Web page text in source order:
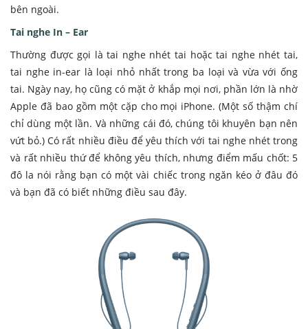
bên ngoài.
Tai nghe In – Ear
Thường được gọi là tai nghe nhét tai hoặc tai nghe nhét tai,
tai nghe in-ear là loại nhỏ nhất trong ba loại và vừa với ống
tai. Ngày nay, họ cũng có mặt ở khắp mọi nơi, phần lớn là nhờ
Apple đã bao gồm một cặp cho mọi iPhone. (Một số thậm chí
chỉ dùng một lần. Và những cái đó, chúng tôi khuyên bạn nên
vứt bỏ.) Có rất nhiều điều để yêu thích với tai nghe nhét trong
và rất nhiều thứ để không yêu thích, nhưng điểm mấu chốt: 5
đô la nói rằng bạn có một vài chiếc trong ngăn kéo ở đâu đó
và bạn đã có biết những điều sau đây.